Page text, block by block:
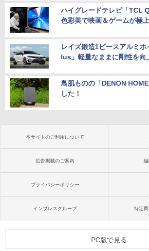
ハイグレードテレビ「TCL
色彩美で映画＆ゲームが極
レイズ鍛造1ピースアルミ
lus」軽量なままに剛性を向
鳥肌ものの「DENON
した！
本サイトのご利用について
広告掲載のご案内
プライバシーポリシー
インプレスグループ 特定
PC版で見る